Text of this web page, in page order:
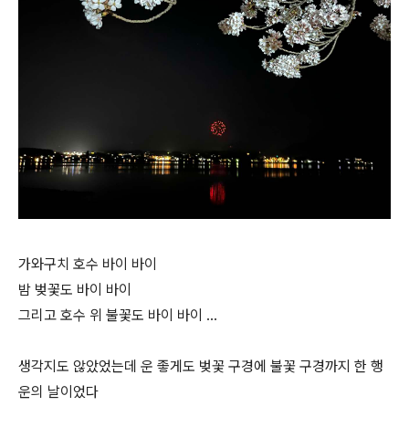
가와구치 호수 바이 바이
밤 벚꽃도 바이 바이
그리고 호수 위 불꽃도 바이 바이 …
생각지도 않았었는데 운 좋게도 벚꽃 구경에 불꽃 구경까지 한 행
운의 날이었다